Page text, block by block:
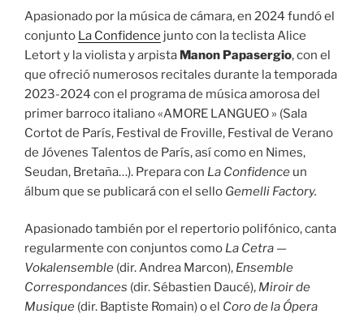
Apasionado por la música de cámara, en 2024 fundó el
conjunto La Confidence junto con la teclista Alice
Letort y la violista y arpista Manon Papasergio, con el
que ofreció numerosos recitales durante la temporada
2023-2024 con el programa de música amorosa del
primer barroco italiano «AMORE LANGUEO » (Sala
Cortot de París, Festival de Froville, Festival de Verano
de Jóvenes Talentos de París, así como en Nimes,
Seudan, Bretaña…). Prepara con La Confidence un
álbum que se publicará con el sello Gemelli Factory.
Apasionado también por el repertorio polifónico, canta
regularmente con conjuntos como La Cetra —
Vokalensemble (dir. Andrea Marcon), Ensemble
Correspondances (dir. Sébastien Daucé), Miroir de
Musique (dir. Baptiste Romain) o el Coro de la Ópera